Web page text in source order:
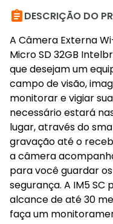
DESCRIÇÃO DO
A Câmera Externa
Micro SD 32GB
que desejam um
campo de visão,
monitorar e vigiar
necessário estará
lugar, através do
gravação até o
a câmera
para você guardar
segurança. A IM5
alcance de até 30
faça um